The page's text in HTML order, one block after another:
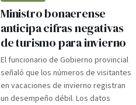
Ministro bonaerense
anticipa cifras negativas
de turismo para invierno
El funcionario de Gobierno provincial
señaló que los números de visitantes
en vacaciones de invierno registran
un desempeño débil. Los datos